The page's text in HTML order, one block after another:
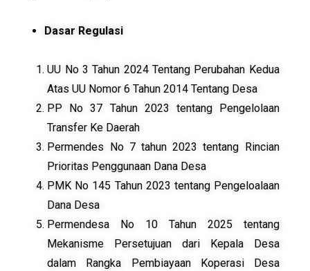
Dasar Regulasi
UU No 3 Tahun 2024 Tentang Perubahan Kedua
Atas UU Nomor 6 Tahun 2014 Tentang Desa
PP No 37 Tahun 2023 tentang Pengelolaan
Transfer Ke Daerah
Permendes No 7 tahun 2023 tentang Rincian
Prioritas Penggunaan Dana Desa
PMK No 145 Tahun 2023 tentang Pengeloalaan
Dana Desa
Permendesa No 10 Tahun 2025 tentang
Mekanisme Persetujuan dari Kepala Desa
dalam Rangka Pembiayaan Koperasi Desa